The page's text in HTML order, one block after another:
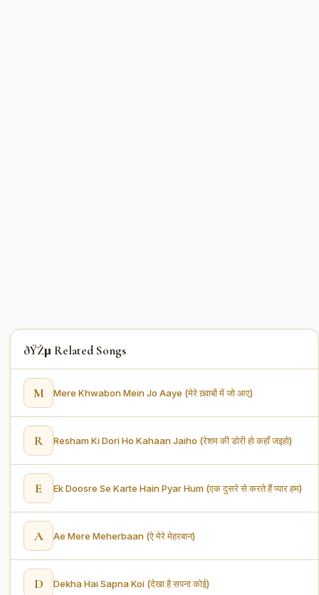
ðŸŽµ Related Songs
M Mere Khwabon Mein Jo Aaye (मेरे ख़्वाबों में जो आए)
R Resham Ki Dori Ho Kahaan Jaiho (रेशम की डोरी हो कहाँ जइहो)
E Ek Doosre Se Karte Hain Pyar Hum (एक दुसरे से करते हैं प्यार हम)
A Ae Mere Meherbaan (ऐ मेरे मेहरबान)
D Dekha Hai Sapna Koi (देखा है सपना कोई)